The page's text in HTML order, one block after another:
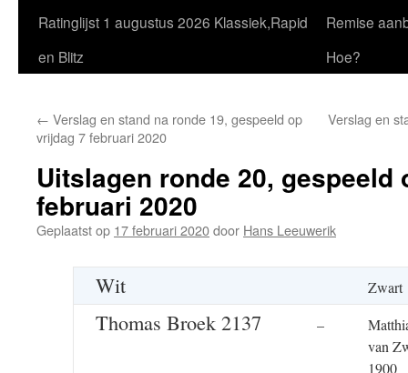
Ratinglijst 1 augustus 2026 Klassiek,Rapid
en Blitz
Remise
Hoe?
← Verslag en stand na ronde 19, gespeeld op
vrijdag 7 februari 2020
Verslag en
Uitslagen ronde 20, gespeeld
februari 2020
Geplaatst op 17 februari 2020door Hans Leeuwerik
Wit Zwart
Thomas Broek 2137 –
van
1900